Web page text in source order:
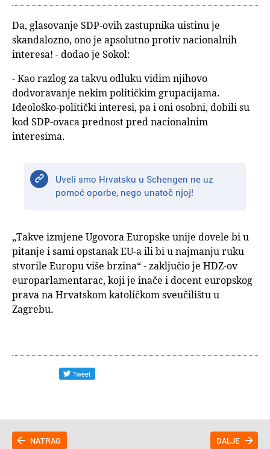
Da, glasovanje SDP-ovih zastupnika uistinu je
skandalozno, ono je apsolutno protiv nacionalnih
interesa! - dodao je Sokol:
- Kao razlog za takvu odluku vidim njihovo
dodvoravanje nekim političkim grupacijama.
Ideološko-politički interesi, pa i oni osobni, dobili su
kod SDP-ovaca prednost pred nacionalnim
interesima.
Uveli smo Hrvatsku u Schengen ne uz
pomoć oporbe, nego unatoč njoj!
„Takve izmjene Ugovora Europske unije dovele bi u
pitanje i sami opstanak EU-a ili bi u najmanju ruku
stvorile Europu više brzina“ - zaključio je HDZ-ov
europarlamentarac, koji je inače i docent europskog
prava na Hrvatskom katoličkom sveučilištu u
Zagrebu.
NATRAG DALJE